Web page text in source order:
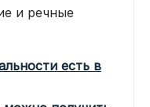
и речные
есть в